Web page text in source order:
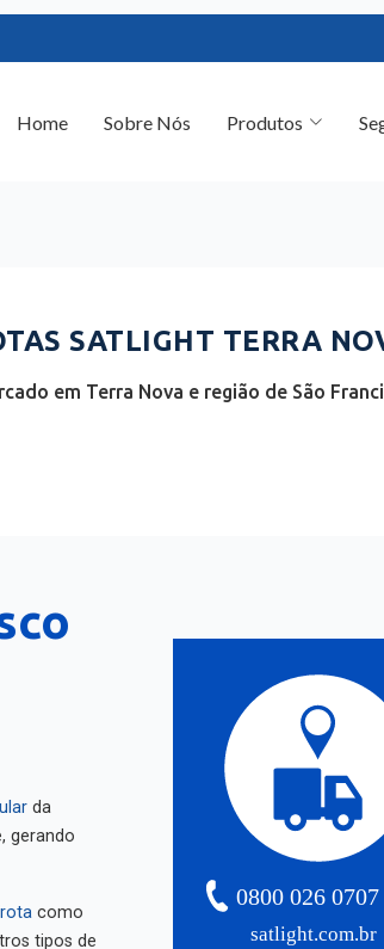
SATLIGHT TERRA
em Terra Nova e região de São
da
gerando
tipos de
satlight.com.br
0800 026 0707